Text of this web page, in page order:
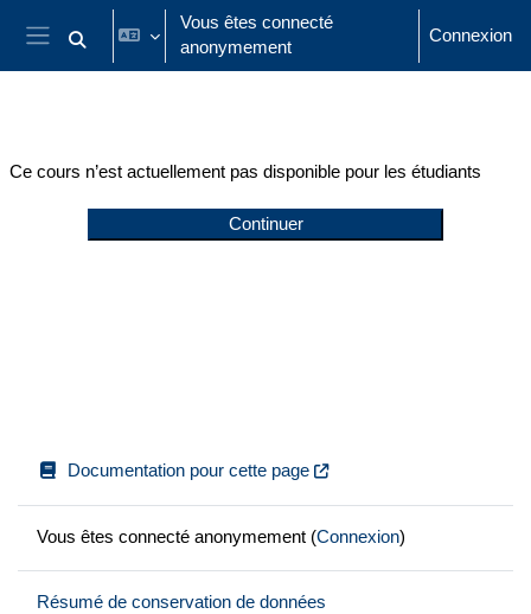
Passer au contenu principal
Panneau latéral
Activer/désactiver la saisie de recherche
Vous êtes connecté
anonymement
Connexion
Ce cours n’est actuellement pas disponible pour les étudiants
Continuer
Documentation pour cette page
Vous êtes connecté anonymement (Connexion)
Résumé de conservation de données